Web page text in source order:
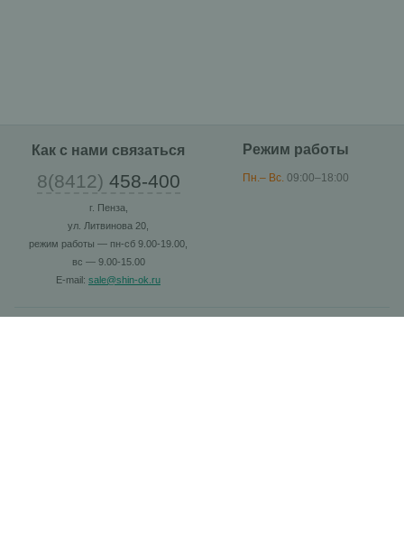
Как с нами связаться
8(8412) 458-400
г. Пенза,
ул. Литвинова 20,
режим работы — пн-сб 9.00-19.00,
вс — 9.00-15.00
E-mail: sale@shin-ok.ru
Режим работы
Пн.– Вс. 09:00–18:00